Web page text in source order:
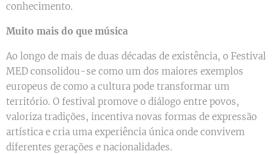
conhecimento.
Muito mais do que música
Ao longo de mais de duas décadas de existência, o Festival
MED consolidou-se como um dos maiores exemplos
europeus de como a cultura pode transformar um
território. O festival promove o diálogo entre povos,
valoriza tradições, incentiva novas formas de expressão
artística e cria uma experiência única onde convivem
diferentes gerações e nacionalidades.